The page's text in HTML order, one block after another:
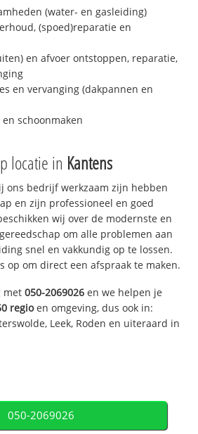
(water- en gasleiding)
(spoed)reparatie en
en afvoer ontstoppen, reparatie,
en vervanging (dakpannen en
schoonmaken
locatie in Kantens
ons bedrijf werkzaam zijn hebben
en zijn professioneel en goed
wij over de modernste en
om alle problemen aan
snel en vakkundig op te lossen.
op om direct een afspraak te maken.
met050-2069026 en we helpen je
regioen omgeving, dus ook in:
Leek, Roden en uiteraard in
050-2069026